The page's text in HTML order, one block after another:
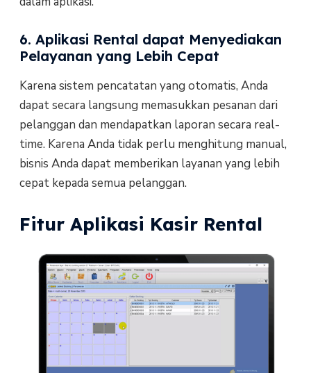
6. Aplikasi Rental dapat Menyediakan
Pelayanan yang Lebih Cepat
Karena sistem pencatatan yang otomatis, Anda
dapat secara langsung memasukkan pesanan dari
pelanggan dan mendapatkan laporan secara real-
time. Karena Anda tidak perlu menghitung manual,
bisnis Anda dapat memberikan layanan yang lebih
cepat kepada semua pelanggan.
Fitur Aplikasi Kasir Rental